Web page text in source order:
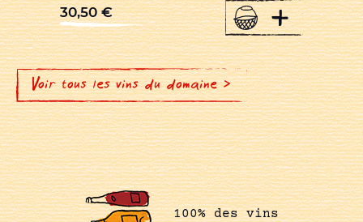
30,50€ +
Voir tous les vins du domaine >
100% des vins